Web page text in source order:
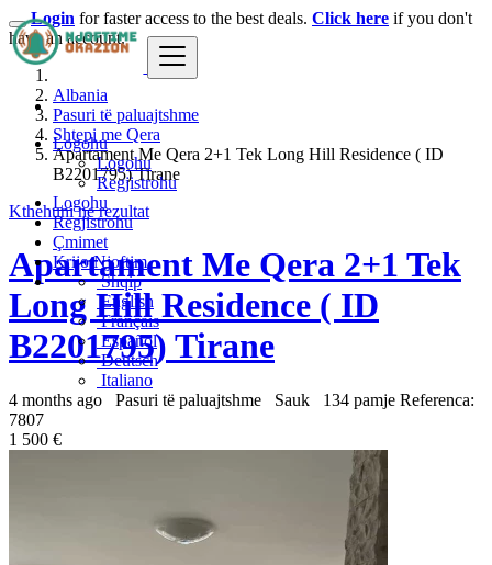
Logohu
Logohu
Regjistrohu
Logohu
Regjistrohu
Çmimet
Krijo Njoftim
Shqip
English
Français
Español
Deutsch
Italiano
Login for faster access to the best deals. Click here if you don't
have an account.
Albania
Pasuri të paluajtshme
Shtepi me Qera
Apartament Me Qera 2+1 Tek Long Hill Residence ( ID
B2201795) Tirane
Kthehuni ne rezultat
Apartament Me Qera 2+1 Tek
Long Hill Residence ( ID
B2201795) Tirane
4 months ago Pasuri të paluajtshme Sauk 134 pamje Referenca:
7807
1 500 €